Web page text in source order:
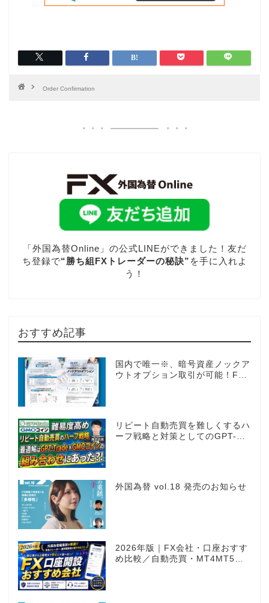
Order Confirmation
「外国為替Online」の公式LINEができました！友だ
ち登録で“勝ち組FXトレーダーの秘訣” を手に入れよ
う！
おすすめ記事
国内で唯一※、暗号資産ノックア
ウトオプション取引が可能！FX
リピート自動売買を難しくするハ
ーフ戦略と対策としてのGPT-
外国為替 vol.18 発売のお知らせ
2026年版｜FX会社・口座おすす
め比較／自動売買・MT4MT5対